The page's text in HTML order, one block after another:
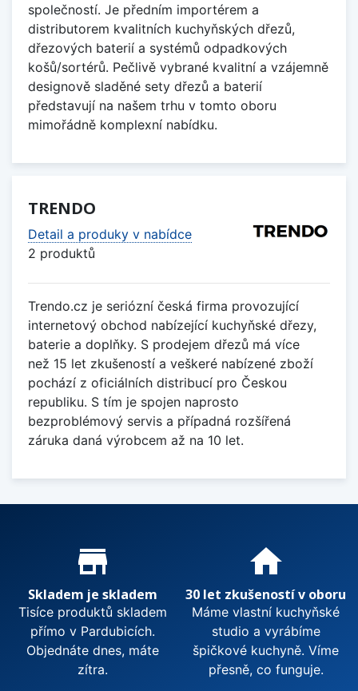
společností. Je předním importérem a
distributorem kvalitních kuchyňských dřezů,
dřezových baterií a systémů odpadkových
košů/sortérů. Pečlivě vybrané kvalitní a vzájemně
designově sladěné sety dřezů a baterií
představují na našem trhu v tomto oboru
mimořádně komplexní nabídku.
TRENDO
Detail a produky v nabídce
2 produktů
Trendo.cz je seriózní česká firma provozující
internetový obchod nabízející kuchyňské dřezy,
baterie a doplňky. S prodejem dřezů má více
než 15 let zkušeností a veškeré nabízené zboží
pochází z oficiálních distribucí pro Českou
republiku. S tím je spojen naprosto
bezproblémový servis a případná rozšířená
záruka daná výrobcem až na 10 let.
Proč nakupovat u nás?
store_mall_directory
Skladem je skladem
Tisíce produktů skladem
přímo v Pardubicích.
Objednáte dnes, máte
zítra.
home
30 let zkušeností v oboru
Máme vlastní kuchyňské
studio a vyrábíme
špičkové kuchyně. Víme
přesně, co funguje.